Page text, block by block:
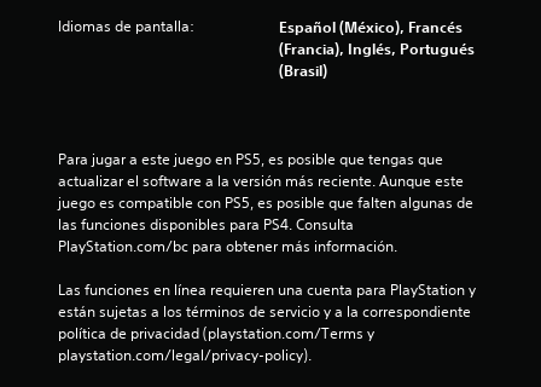
Idiomas de pantalla:
Español (México), Francés
(Francia), Inglés, Portugués
(Brasil)
Para jugar a este juego en PS5, es posible que tengas que
actualizar el software a la versión más reciente. Aunque este
juego es compatible con PS5, es posible que falten algunas de
las funciones disponibles para PS4. Consulta
PlayStation.com/bc para obtener más información.
Las funciones en línea requieren una cuenta para PlayStation y
están sujetas a los términos de servicio y a la correspondiente
política de privacidad (playstation.com/Terms y
playstation.com/legal/privacy-policy).